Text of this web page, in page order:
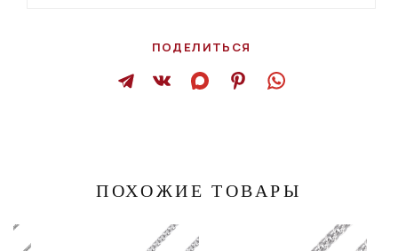
ПОДЕЛИТЬСЯ
ПОХОЖИЕ ТОВАРЫ